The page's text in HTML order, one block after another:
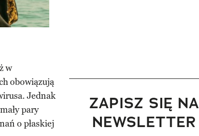
w
obowiązują
Jednak
pary
o płaskiej
ZAPISZ SIĘ NA
NEWSLETTER